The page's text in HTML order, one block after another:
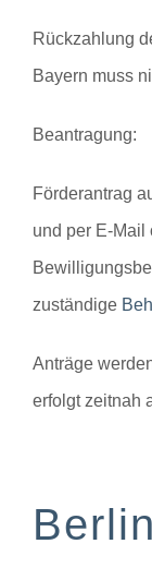
Rückzahlung
Bayern muss
Beantragung:
Förderantrag
und per E-Mail
zuständige
Anträge
erfolgt zeitnah
Berlin